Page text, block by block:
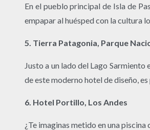
En el pueblo principal de Isla de
empapar al huésped con la cultura
5. Tierra Patagonia, Parque
Justo a un lado del Lago
de este moderno hotel de diseño,
6. Hotel Portillo, Los Andes
¿Te imaginas metido en una